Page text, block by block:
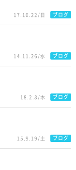
17.10.22/日 ブログ
14.11.26/水 ブログ
18.2.8/木 ブログ
15.9.19/土 ブログ